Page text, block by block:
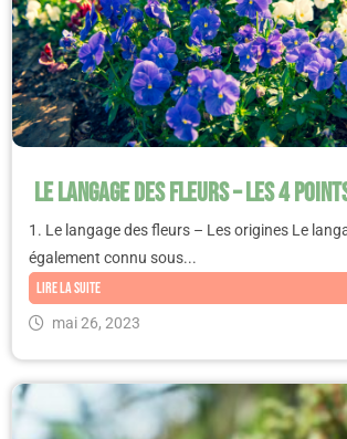
Le langage des fleurs – Les 4
1. Le langage des fleurs – Les origines Le
également connu sous...
Lire la suite
mai 26, 2023